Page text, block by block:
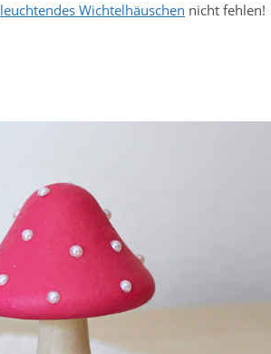
leuchtendes Wichtelhäuschen nicht fehlen!